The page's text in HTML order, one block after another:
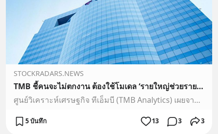
STOCKRADARS.NEWS
TMB ชี้คนจะไม่ตกงาน ต้องใช้โมเดล ‘รายใหญ่ช่วยรายเล็ก’
ศูนย์วิเคราะห์เศรษฐกิจ ทีเอ็มบี (TMB Analytics) เผยจากการวิเคราะห์แนวทางช่วยเหลือ SME ที่ได้รับผลกระทบจากโควิด พบว่า ในมุมของผู้ประกอบการด้วยกันเอง ธุรกิจรายใหญ่สามารถอัดฉีดสภาพคล่องให้ SME ในโมเดล “รายใหญ่ช่วยรายเล็ก” ก่อให้เกิดเม็ดเงินหมุนเวียนไหลเข้าเร็วขึ้นเฉลี่ย 1.1 หมื่นล้านบาทต่อวัน หรือ 3,50
5 บันทึก 13 3 3